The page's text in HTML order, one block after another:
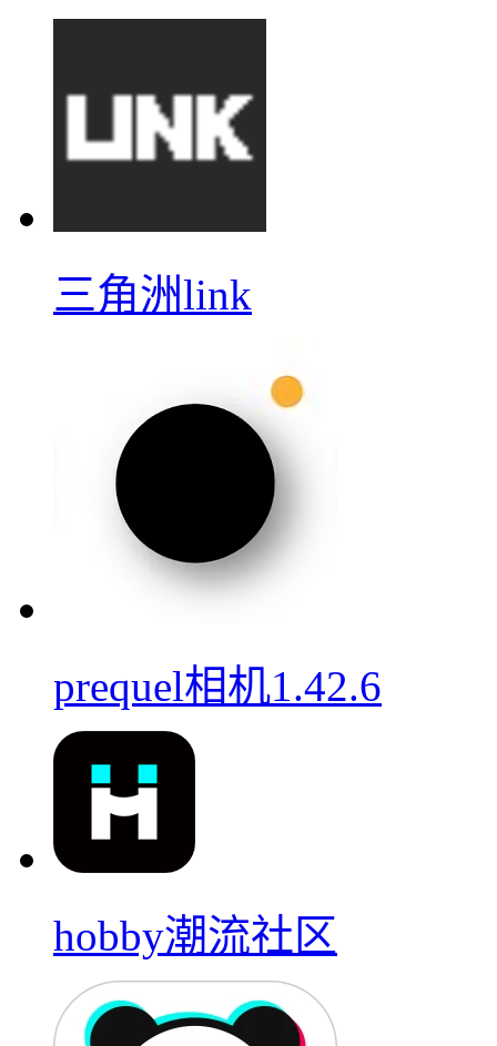
三角洲link
prequel相机1.42.6
hobby潮流社区